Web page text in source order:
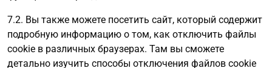
7.2. Вы также можете посетить сайт, который содержит
подробную информацию о том, как отключить файлы
cookie в различных браузерах. Там вы сможете
детально изучить способы отключения файлов cookie